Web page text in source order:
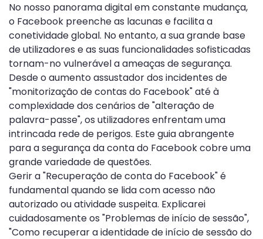
No nosso panorama digital em constante mudança,
o Facebook preenche as lacunas e facilita a
conetividade global. No entanto, a sua grande base
de utilizadores e as suas funcionalidades sofisticadas
tornam-no vulnerável a ameaças de segurança.
Desde o aumento assustador dos incidentes de
"monitorização de contas do Facebook" até à
complexidade dos cenários de "alteração de
palavra-passe", os utilizadores enfrentam uma
intrincada rede de perigos. Este guia abrangente
para a segurança da conta do Facebook cobre uma
grande variedade de questões.
Gerir a "Recuperação de conta do Facebook" é
fundamental quando se lida com acesso não
autorizado ou atividade suspeita. Explicarei
cuidadosamente os "Problemas de início de sessão",
"Como recuperar a identidade de início de sessão do